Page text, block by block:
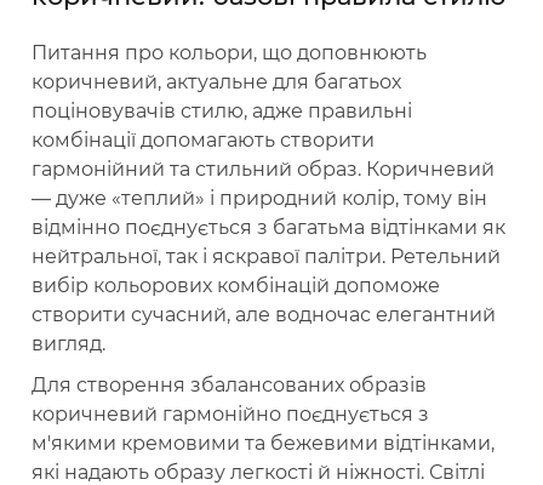
Питання про кольори, що доповнюють
коричневий, актуальне для багатьох
поціновувачів стилю, адже правильні
комбінації допомагають створити
гармонійний та стильний образ. Коричневий
— дуже «теплий» і природний колір, тому він
відмінно поєднується з багатьма відтінками як
нейтральної, так і яскравої палітри. Ретельний
вибір кольорових комбінацій допоможе
створити сучасний, але водночас елегантний
вигляд.
Для створення збалансованих образів
коричневий гармонійно поєднується з
м'якими кремовими та бежевими відтінками,
які надають образу легкості й ніжності. Світлі